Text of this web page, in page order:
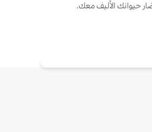
حيوانك الأليف معك.